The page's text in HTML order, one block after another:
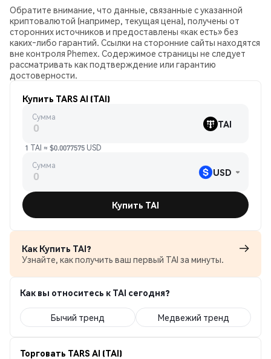
Обратите внимание, что данные, связанные с указанной
криптовалютой (например, текущая цена), получены от
сторонних источников и предоставлены «как есть» без
каких‑либо гарантий. Ссылки на сторонние сайты находятся
вне контроля Phemex. Содержимое страницы не следует
рассматривать как подтверждение или гарантию
достоверности.
Купить TARS AI (TAI)
Сумма
TAI
1 TAI ≈ $0.0077575 USD
Сумма
USD
Купить TAI
Как Купить TAI?
Узнайте, как получить ваш первый TAI за минуты.
Как вы относитесь к TAI сегодня?
Бычий тренд Медвежий тренд
Торговать TARS AI (TAI)